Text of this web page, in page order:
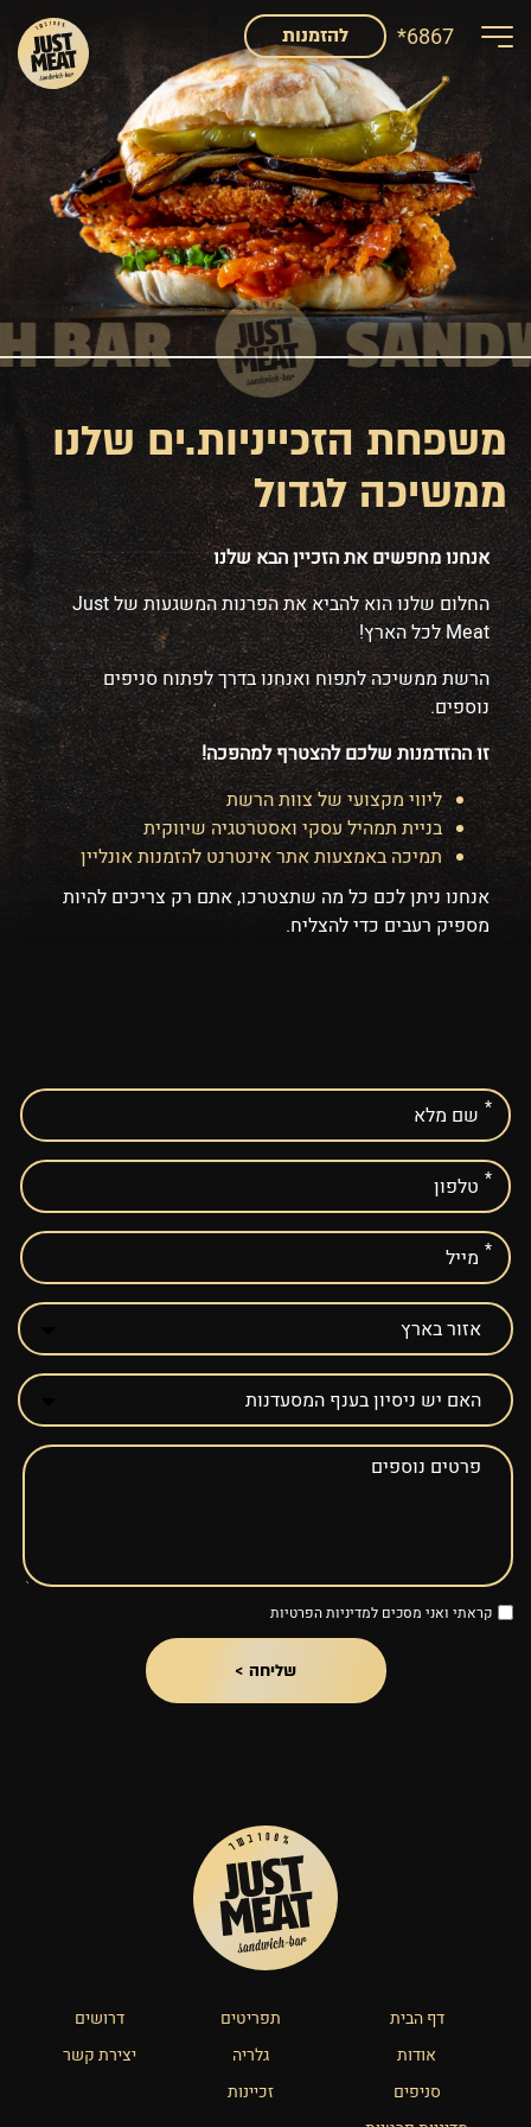
דלג לסרגל הניווט
*6867 להזמנות
BAR
SANDWICH
BAR
משפחת הזכייניות.ים שלנו
ממשיכה לגדול
אנחנו מחפשים את הזכיין הבא שלנו
החלום שלנו הוא להביא את הפרנות המשגעות של Just
Meat לכל הארץ!
הרשת ממשיכה לתפוח ואנחנו בדרך לפתוח סניפים
נוספים.
זו ההזדמנות שלכם להצטרף למהפכה!
ליווי מקצועי של צוות הרשת
בניית תמהיל עסקי ואסטרטגיה שיווקית
תמיכה באמצעות אתר אינטרנט להזמנות אונליין
אנחנו ניתן לכם כל מה שתצטרכו, אתם רק צריכים להיות
מספיק רעבים כדי להצליח.
אנא
מלאו
את
טופס
קראתי ואני מסכים למדיניות הפרטיות
דף הבית
אודות
סניפים
תפריטים
גלריה
זכיינות
דרושים
יצירת קשר